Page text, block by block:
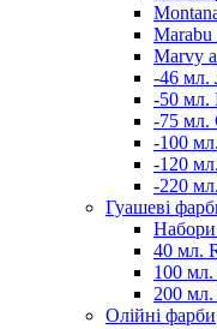
Marabu
Marvy
-46 мл.
-50 мл.
-75 мл.
-100
-120
-220
Гуашеві
40 мл.
100 мл.
200 мл.
Олійні фарби